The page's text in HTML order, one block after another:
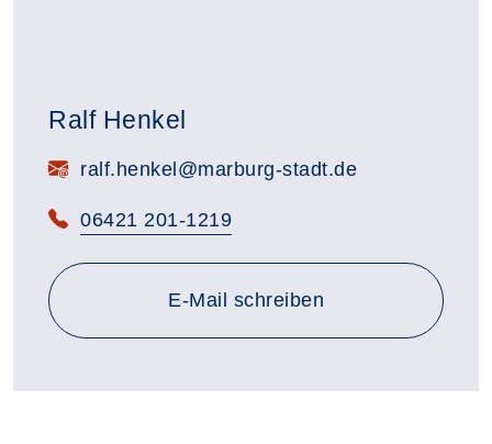
Ralf Henkel
E-Mail:ralf.henkel@marburg-stadt.de
Telefon:
06421 201-1219
E-Mail schreiben